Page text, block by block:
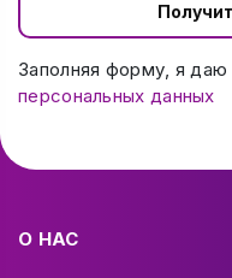
Заполняя форму, я даю
персональных данных
О НАС